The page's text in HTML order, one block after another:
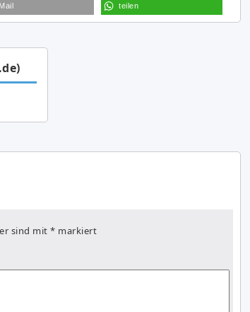
teilen
sind mit * markiert